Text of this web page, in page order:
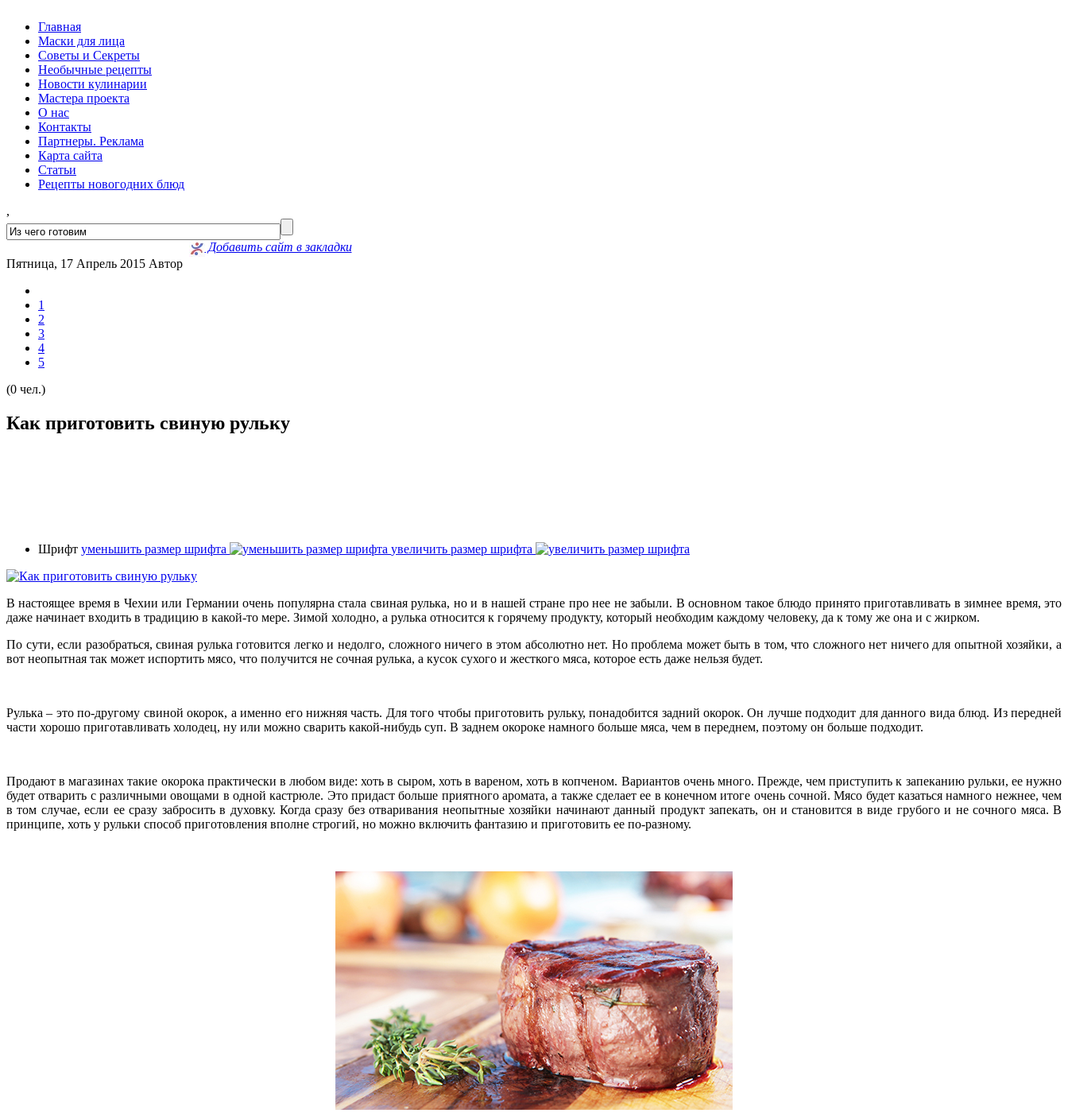
Главная
Маски для лица
Советы и Секреты
Необычные рецепты
Новости кулинарии
Мастера проекта
О нас
Контакты
Партнеры. Реклама
Карта сайта
Статьи
Рецепты новогодних блюд
,
Добавить сайт в закладки
Пятница, 17 Апрель 2015 Автор
1
2
3
4
5
(0 чел.)
Как приготовить свиную рульку
Шрифт уменьшить размер шрифта увеличить размер шрифта
В настоящее время в Чехии или Германии очень популярна стала свиная рулька, но и в нашей стране про нее не забыли. В основном такое блюдо принято приготавливать в зимнее время, это
даже начинает входить в традицию в какой-то мере. Зимой холодно, а рулька относится к горячему продукту, который необходим каждому человеку, да к тому же она и с жирком.
По сути, если разобраться, свиная рулька готовится легко и недолго, сложного ничего в этом абсолютно нет. Но проблема может быть в том, что сложного нет ничего для опытной хозяйки, а
вот неопытная так может испортить мясо, что получится не сочная рулька, а кусок сухого и жесткого мяса, которое есть даже нельзя будет.
Рулька – это по-другому свиной окорок, а именно его нижняя часть. Для того чтобы приготовить рульку, понадобится задний окорок. Он лучше подходит для данного вида блюд. Из передней
части хорошо приготавливать холодец, ну или можно сварить какой-нибудь суп. В заднем окороке намного больше мяса, чем в переднем, поэтому он больше подходит.
Продают в магазинах такие окорока практически в любом виде: хоть в сыром, хоть в вареном, хоть в копченом. Вариантов очень много. Прежде, чем приступить к запеканию рульки, ее нужно
будет отварить с различными овощами в одной кастрюле. Это придаст больше приятного аромата, а также сделает ее в конечном итоге очень сочной. Мясо будет казаться намного нежнее, чем
в том случае, если ее сразу забросить в духовку. Когда сразу без отваривания неопытные хозяйки начинают данный продукт запекать, он и становится в виде грубого и не сочного мяса. В
принципе, хоть у рульки способ приготовления вполне строгий, но можно включить фантазию и приготовить ее по-разному.